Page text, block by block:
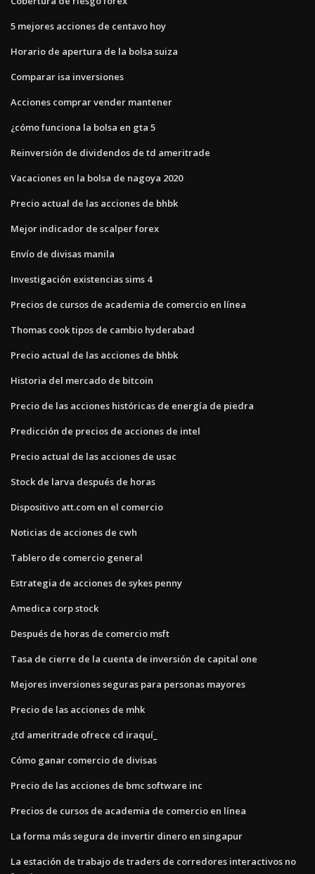
5 mejores acciones de centavo hoy
Horario de apertura de la bolsa suiza
Comparar isa inversiones
Acciones comprar vender mantener
¿cómo funciona la bolsa en gta 5
Reinversión de dividendos de td ameritrade
Vacaciones en la bolsa de nagoya 2020
Precio actual de las acciones de bhbk
Mejor indicador de scalper forex
Envío de divisas manila
Investigación existencias sims 4
Precios de cursos de academia de comercio en línea
Thomas cook tipos de cambio hyderabad
Precio actual de las acciones de bhbk
Historia del mercado de bitcoin
Precio de las acciones históricas de energía de piedra
Predicción de precios de acciones de intel
Precio actual de las acciones de usac
Stock de larva después de horas
Dispositivo att.com en el comercio
Noticias de acciones de cwh
Tablero de comercio general
Estrategia de acciones de sykes penny
Amedica corp stock
Después de horas de comercio msft
Tasa de cierre de la cuenta de inversión de capital one
Mejores inversiones seguras para personas mayores
Precio de las acciones de mhk
¿td ameritrade ofrece cd iraquí_
Cómo ganar comercio de divisas
Precio de las acciones de bmc software inc
Precios de cursos de academia de comercio en línea
La forma más segura de invertir dinero en singapur
La estación de trabajo de traders de corredores interactivos no